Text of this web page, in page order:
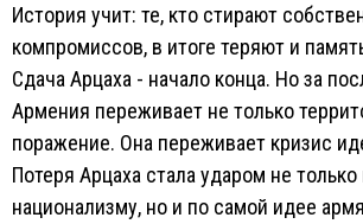
История учит: те, кто стирают
компромиссов, в итоге теряют и
Сдача Арцаха - начало конца. Но за
Армения переживает не только
поражение. Она переживает кризис
Потеря Арцаха стала ударом не
национализму, но и по самой идее